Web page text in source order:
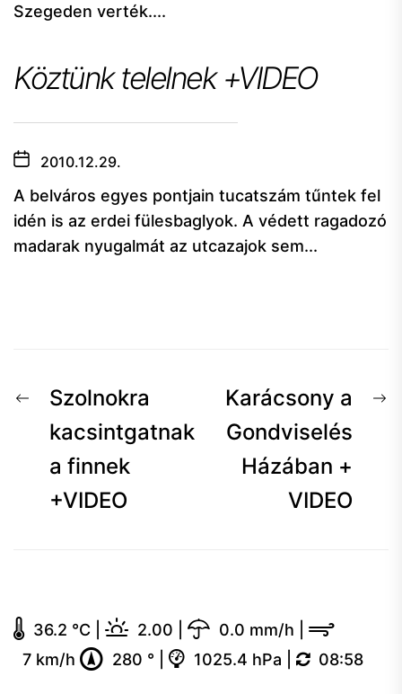
Szegeden verték....
Köztünk telelnek +VIDEO
2010.12.29.
A belváros egyes pontjain tucatszám tűntek fel
idén is az erdei fülesbaglyok. A védett ragadozó
madarak nyugalmát az utcazajok sem...
Bejegyzés
navigáció
ElőzőSzolnokra
kacsintgatnak
a finnek
+VIDEO
Karácsony a
Gondviselés
Házában +
VIDEO
36.2 °C 2.00 0.0 mm/h
7 km/h
280 ° 1025.4 hPa 08:58